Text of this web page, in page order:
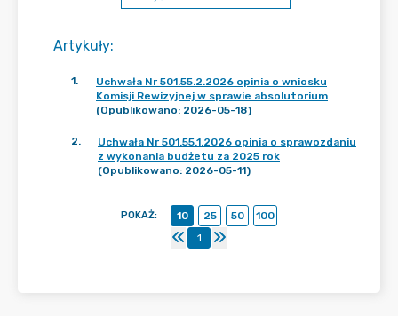
Artykuły:
1.
Uchwała Nr 501.55.2.2026 opinia o wniosku
Komisji Rewizyjnej w sprawie absolutorium
(Opublikowano: 2026-05-18)
2.
Uchwała Nr 501.55.1.2026 opinia o sprawozdaniu
z wykonania budżetu za 2025 rok
(Opublikowano: 2026-05-11)
POKAŻ: 10 25 50
100
1